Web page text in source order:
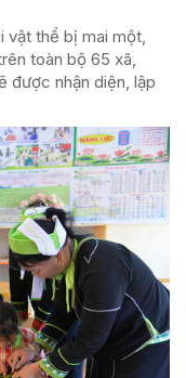
vật thể bị mai một,
toàn bộ 65 xã,
được nhận diện, lập